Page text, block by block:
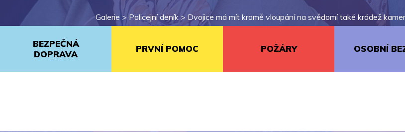
Galerie >Policejní deník > Dvojice má mít kromě vloupání na svědomí také krádež
BEZPEČNÁ
DOPRAVA
PRVNÍ POMOC POŽÁRY OSOBNÍ